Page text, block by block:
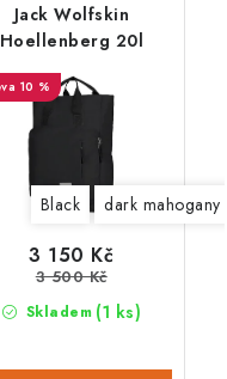
Jack Wolfskin
Hoellenberg 20l
10 %
Black dark mahogany
Skladem (1 ks)
3 150 Kč
3 500 Kč